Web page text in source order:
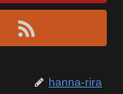
hanna-rira